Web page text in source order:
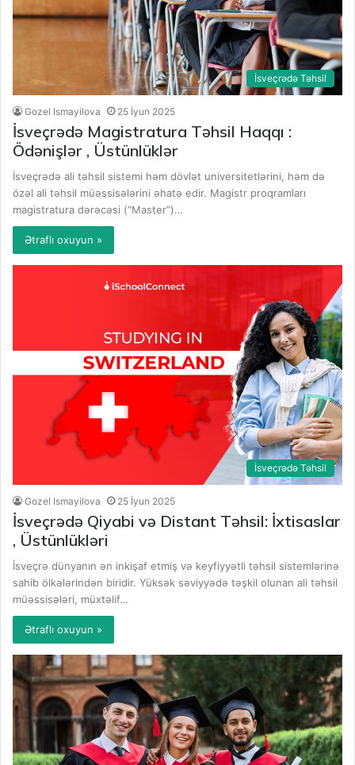
İsveçrədə Təhsil
Gozel Ismayilova 25 İyun 2025
İsveçrədə Magistratura Təhsil Haqqı :
Ödənişlər , Üstünlüklər
İsveçrədə ali təhsil sistemi həm dövlət universitetlərini, həm də
özəl ali təhsil müəssisələrini əhatə edir. Magistr proqramları
magistratura dərəcəsi (“Master”)…
Ətraflı oxuyun »
İsveçrədə Təhsil
Gozel Ismayilova 25 İyun 2025
İsveçrədə Qiyabi və Distant Təhsil: İxtisaslar
, Üstünlükləri
İsveçrə dünyanın ən inkişaf etmiş və keyfiyyətli təhsil sistemlərinə
sahib ölkələrindən biridir. Yüksək səviyyədə təşkil olunan ali təhsil
müəssisələri, müxtəlif…
Ətraflı oxuyun »